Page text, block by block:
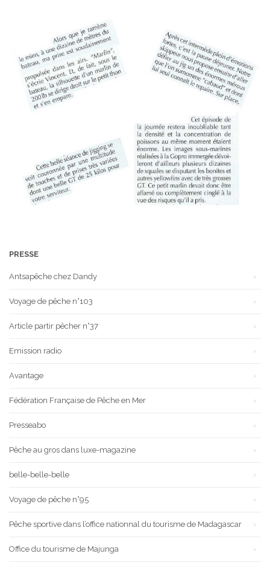
PRESSE
Antsapêche chez Dandy
Voyage de pêche n°103
Article partir pêcher n°37
Emission radio
Avantage
Fédération Française de Pêche en Mer
Presseabo
Pêche au gros dans luxe-magazine
belle-belle-belle
Voyage de pêche n°95
Pêche sportive dans l’office nationnal du tourisme de Madagascar
Office du tourisme de Majunga